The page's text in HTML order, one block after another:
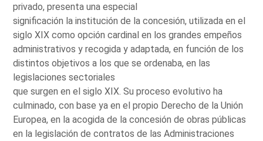
privado, presenta una especial
significación la institución de la concesión, utilizada en el
siglo XIX como opción cardinal en los grandes empeños
administrativos y recogida y adaptada, en función de los
distintos objetivos a los que se ordenaba, en las
legislaciones sectoriales
que surgen en el siglo XIX. Su proceso evolutivo ha
culminado, con base ya en el propio Derecho de la Unión
Europea, en la acogida de la concesión de obras públicas
en la legislación de contratos de las Administraciones